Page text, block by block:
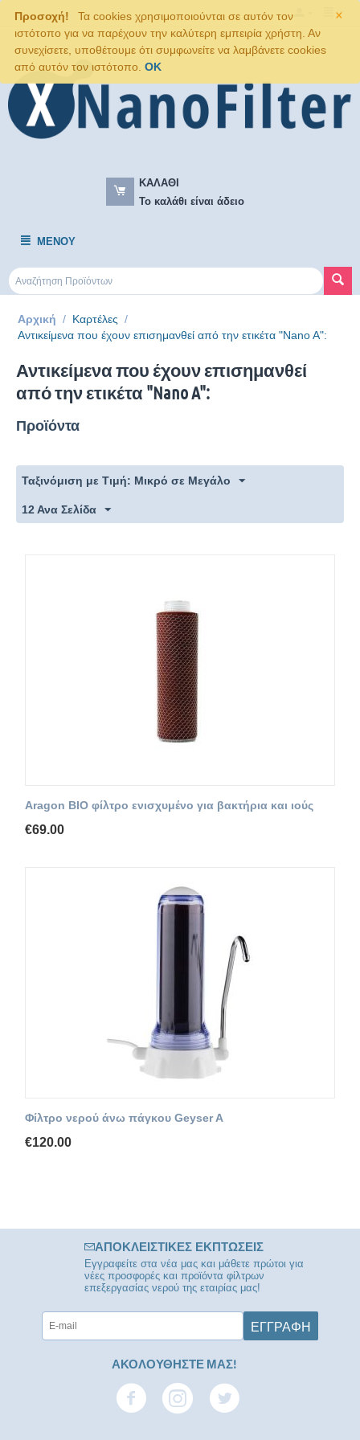
×
Προσοχή!
Τα cookies χρησιμοποιούνται σε αυτόν τον
ιστότοπο για να παρέχουν την καλύτερη εμπειρία χρήστη. Αν
συνεχίσετε, υποθέτουμε ότι συμφωνείτε να λαμβάνετε cookies
από αυτόν τον ιστότοπο. OK
ΚΑΛΆΘΙ
Το καλάθι είναι άδειο
ΜΕΝΟΎ
Αρχική / Καρτέλες /
Αντικείμενα που έχουν επισημανθεί από την ετικέτα "Nano A":
Αντικείμενα που έχουν επισημανθεί
από την ετικέτα "Nano A":
Προϊόντα
Ταξινόμιση με Τιμή: Μικρό σε Μεγάλο
12 Ανα Σελίδα
Aragon BIO φίλτρο ενισχυμένο για βακτήρια και ιούς
€69.00
Φίλτρο νερού άνω πάγκου Geyser A
€120.00
ΑΠΟΚΛΕΙΣΤΙΚΈΣ ΕΚΠΤΏΣΕΙΣ
Εγγραφείτε στα νέα μας και μάθετε πρώτοι για
νέες προσφορές και προϊόντα φίλτρων
επεξεργασίας νερού της εταιρίας μας!
ΕΓΓΡΑΦΉ
ΑΚΟΛΟΥΘΗΣΤΕ ΜΑΣ!